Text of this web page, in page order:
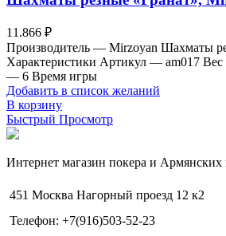
11.866 ₽
Производитель — Mirzoyan Шахматы
Характеристики Артикул — am017
— 6 Время игры
Добавить в список желаний
В корзину
Быстрый Просмотр
Интернет магазин покера и Армянских
451 Москва Нагорный проезд 12 к2
Телефон: +7(916)503-52-23